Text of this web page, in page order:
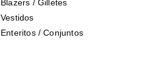
Blazers / Gilletes
Vestidos
Enteritos / Conjuntos